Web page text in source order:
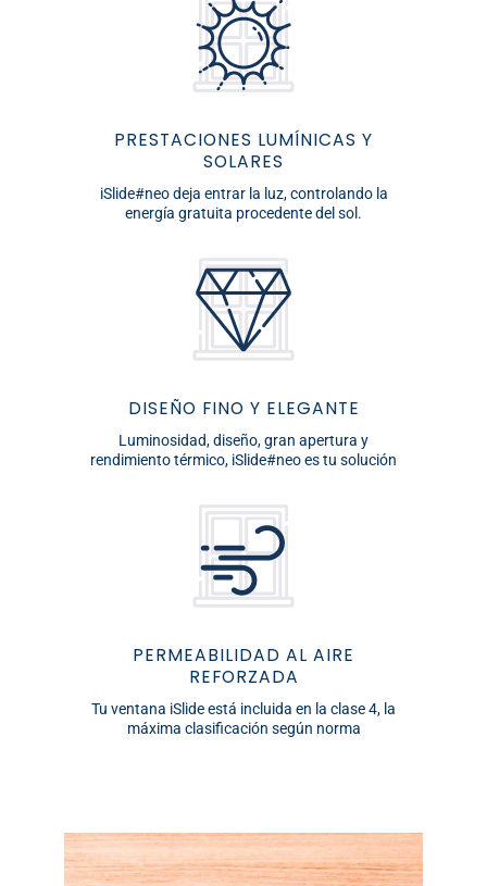
PRESTACIONES LUMÍNICAS Y
SOLARES
iSlide#neo deja entrar la luz, controlando la
energía gratuita procedente del sol.
DISEÑO FINO Y ELEGANTE
Luminosidad, diseño, gran apertura y
rendimiento térmico, iSlide#neo es tu solución
PERMEABILIDAD AL AIRE
REFORZADA
Tu ventana iSlide está incluida en la clase 4, la
máxima clasificación según norma